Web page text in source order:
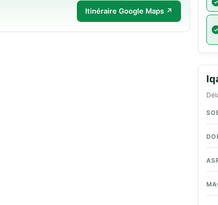
Itinéraire Google Maps ↗